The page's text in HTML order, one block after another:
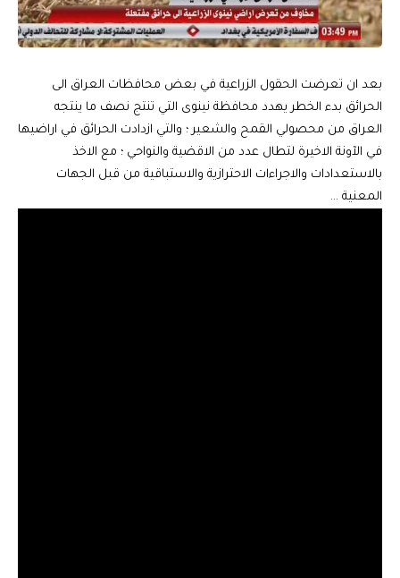
بعد ان تعرضت الحقول الزراعية في بعض محافظات العراق الى
الحرائق بدء الخطر يهدد محافظة نينوى التي تنتج نصف ما ينتجه
العراق من محصولي القمح والشعير ؛ والتي ازدادت الحرائق في اراضيها
في الآونة الاخيرة لتطال عدد من الاقضية والنواحي ؛ مع الاخذ
بالاستعدادات والاجراءات الاحترازية والاستباقية من قبل الجهات
المعنية …